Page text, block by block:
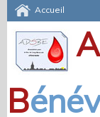
Accueil
A
B